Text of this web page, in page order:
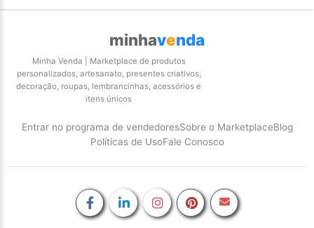
minhavenda
Minha Venda | Marketplace de produtos
personalizados, artesanato, presentes criativos,
decoração, roupas, lembrancinhas, acessórios e
itens únicos
Entrar no programa de vendedoresSobre o MarketplaceBlog
Políticas de UsoFale Conosco